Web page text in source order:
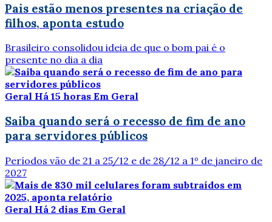
Pais estão menos presentes na criação de
filhos, aponta estudo
Brasileiro consolidou ideia de que o bom pai é o
presente no dia a dia
Geral Há 15 horas Em Geral
Saiba quando será o recesso de fim de ano
para servidores públicos
Períodos vão de 21 a 25/12 e de 28/12 a 1º de janeiro de
2027
Geral Há 2 dias Em Geral